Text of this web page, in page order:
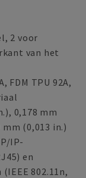
2 voor
van het
FDM TPU 92A,
0,178 mm
mm (0,013 in.)
IP-
en
802.11n,